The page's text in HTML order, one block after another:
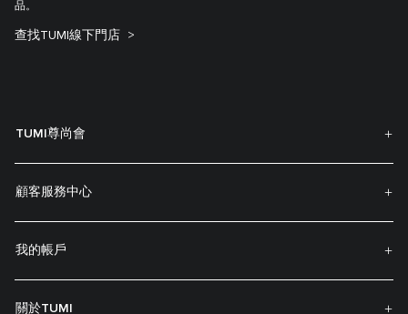
品。
查找TUMI線下門店
TUMI尊尚會
顧客服務中心
我的帳戶
關於TUMI